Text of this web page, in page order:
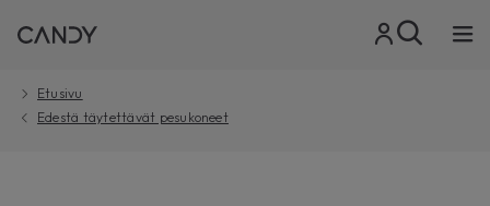
Etusivu
Edestä täytettävät pesukoneet